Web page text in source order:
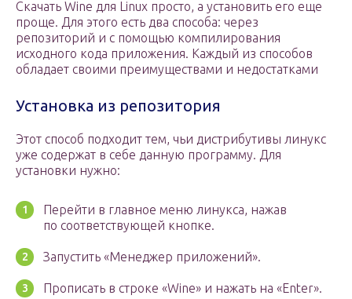
Скачать Wine для Linux просто, а установить его еще
проще. Для этого есть два способа: через
репозиторий и с помощью компилирования
исходного кода приложения. Каждый из способов
обладает своими преимуществами и недостатками
Установка из репозитория
Этот способ подходит тем, чьи дистрибутивы линукс
уже содержат в себе данную программу. Для
установки нужно:
Перейти в главное меню линукса, нажав
по соответствующей кнопке.
Запустить «Менеджер приложений».
Прописать в строке «Wine» и нажать на «Enter».